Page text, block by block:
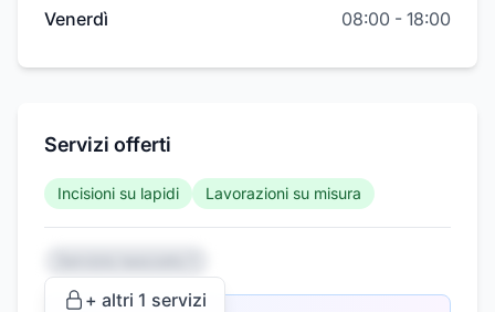
Venerdì 08:00 - 18:00
Servizi offerti
Incisioni su lapidi Lavorazioni su misura
+ altri 1 servizi